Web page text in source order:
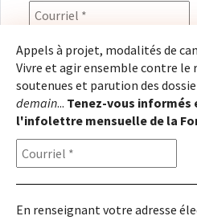
En renseignant votre adresse
consentez à recevoir
Seligmann, conformément à
confidentialité. Il vous sera
désabonner à tout moment.
Appels à projet, modalités de
Vivre et agir ensemble contre le
soutenues et parution des
demain... Tenez-vous informés
l'infolettre mensuelle de la
En renseignant votre adresse